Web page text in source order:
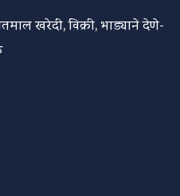
खरेदी, विक्री, भाड्याने देणे-